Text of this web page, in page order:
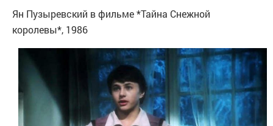
Ян Пузыревский в фильме *Тайна Снежной
королевы*, 1986